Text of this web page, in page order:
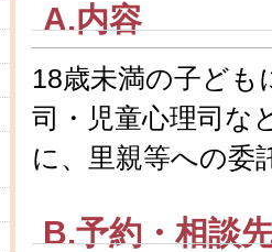
A.内容
18歳未満の子ど
司・児童心理司な
に、里親等への委
B.予約・相談